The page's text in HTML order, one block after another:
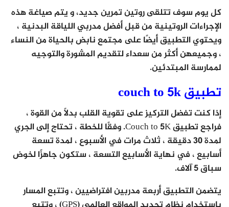
كل يوم سوف تتلقى روتين تمرين جديد، و يتم صياغة هذه
الإجراءات الروتينية من قبل أفضل مدربي اللياقة البدنية ،
ويحتوي التطبيق أيضًا على مجتمع نابض بالحياة من النساء
، وجميعهن أكثر من سعداء لتقديم المشورة والتوجيه
لممارسة المبتدئين.
تطبيق couch to 5k
إذا كنت تفضل التركيز على تقوية القلب بدلاً من القوة ،
فراجع تطبيق Couch to 5K. وفقًا للخطة ، تحتاج إلى الجري
لمدة 30 دقيقة ، ثلاث مرات في الأسبوع ، لمدة تسعة
أسابيع ، في نهاية الأسابيع التسعة ، ستكون جاهزًا لخوض
سباق 5 آلاف.
يتضمن التطبيق أربعة مدربين افتراضيين ، وتتبع المسار